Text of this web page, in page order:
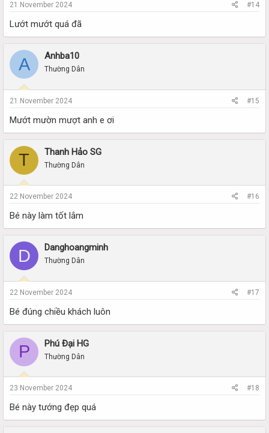
21 November 2024 #14
Lướt mướt quá đã
A Anhba10
Thường Dân
21 November 2024 #15
Mướt mườn mượt anh e ơi
T Thanh Hảo SG
Thường Dân
22 November 2024 #16
Bé này làm tốt lắm
D Danghoangminh
Thường Dân
22 November 2024 #17
Bé đúng chiều khách luôn
P Phú Đại HG
Thường Dân
23 November 2024 #18
Bé này tướng đẹp quá